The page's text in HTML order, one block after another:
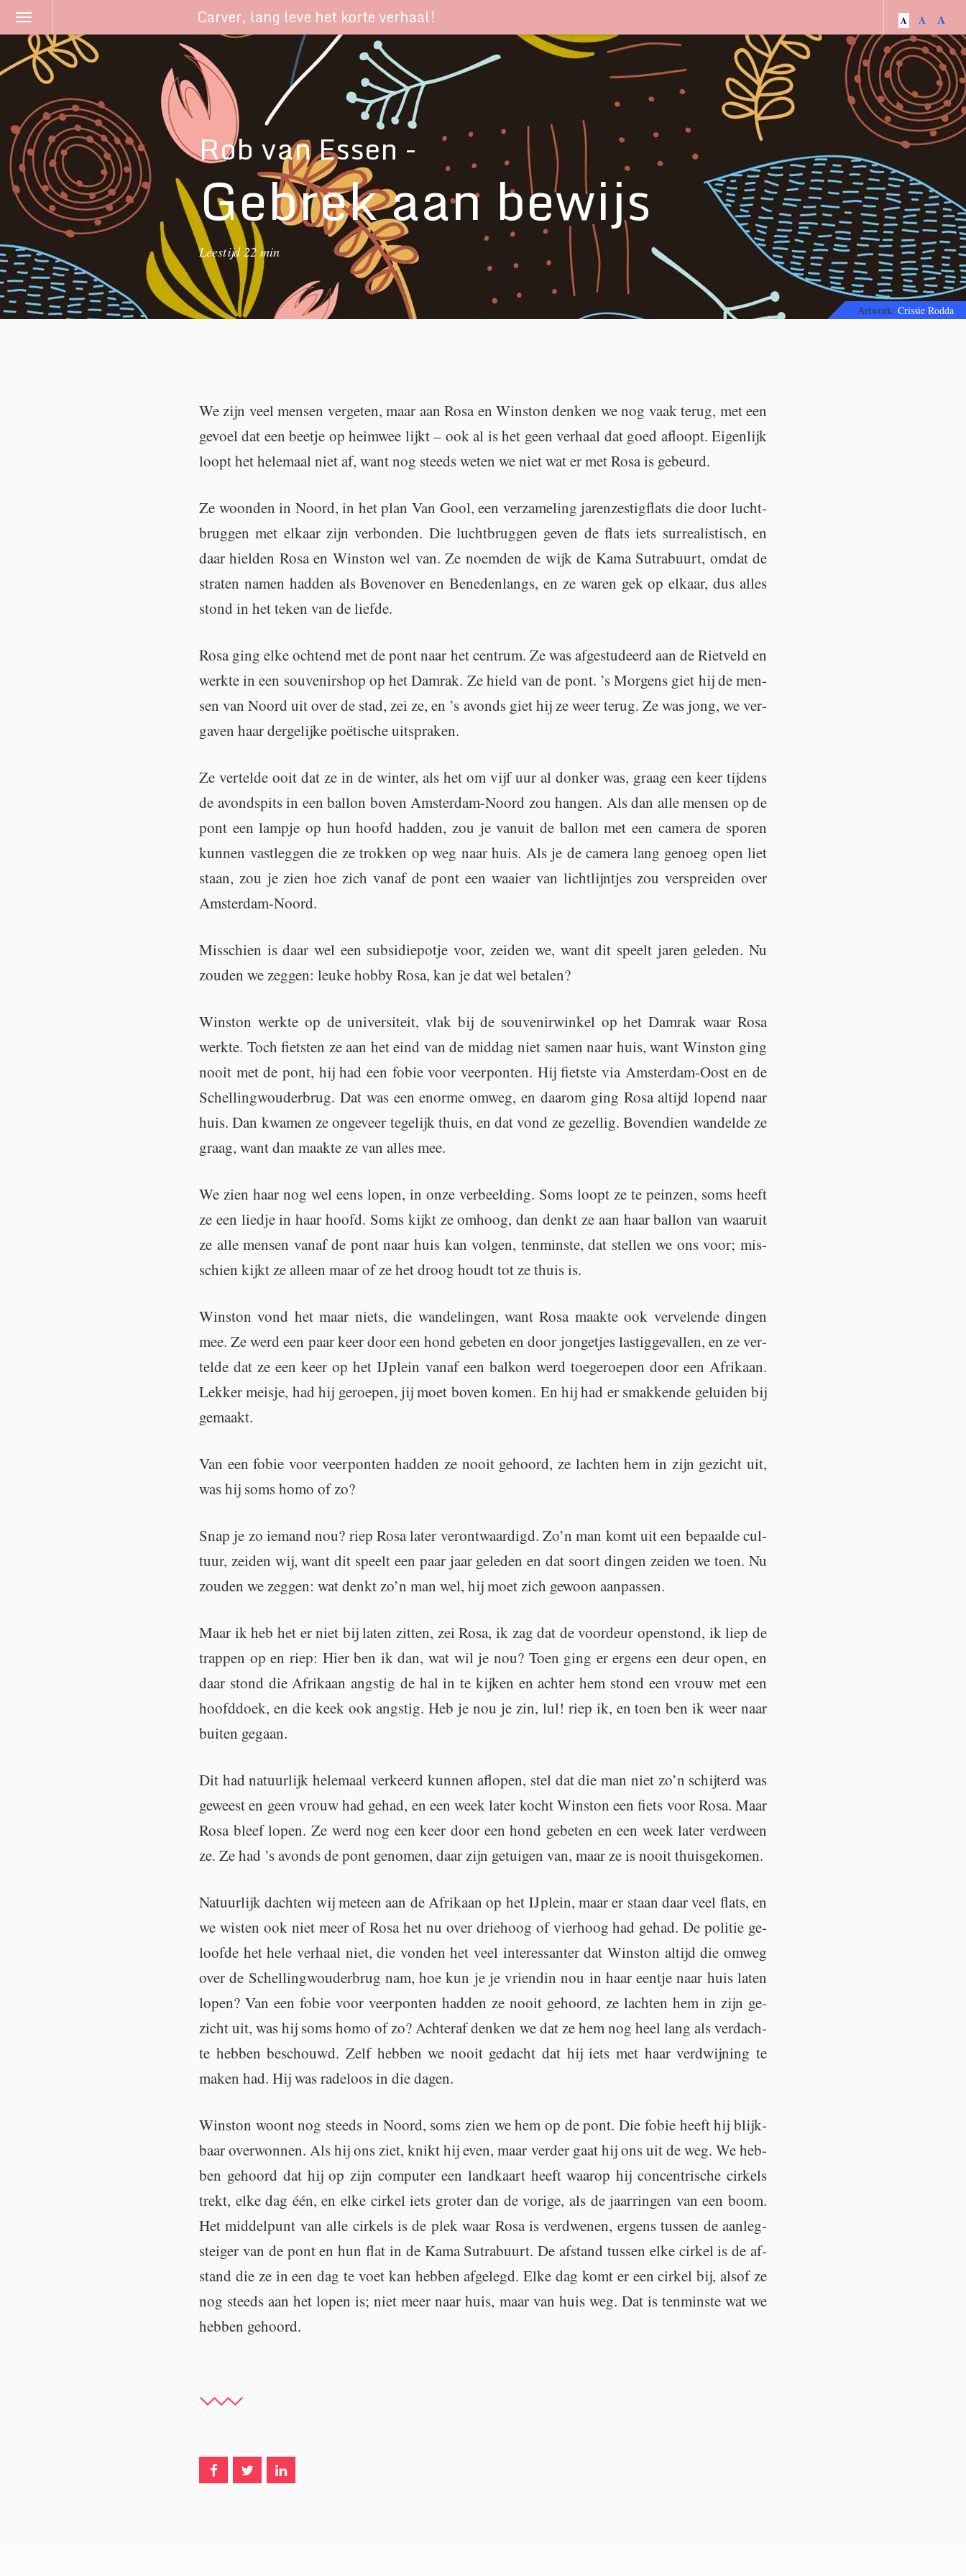
Schakel
navigatie
Carver, lang leve het korte verhaal! A A A
Rob van Essen -
Gebrek aan bewijs
Leestijd 22 min
Artwork: Crissie Rodda
We zijn veel men­sen ver­ge­ten, maar aan Rosa en Wins­ton den­ken we nog vaak terug, met een
ge­voel dat een beet­je op heim­wee lijkt – ook al is het geen ver­haal dat goed af­loopt. Ei­gen­lijk
loopt het he­le­maal niet af, want nog steeds weten we niet wat er met Rosa is ge­beurd.
Ze woon­den in Noord, in het plan Van Gool, een ver­za­me­ling ja­ren­zes­tig­flats die door lucht­
brug­gen met el­kaar zijn ver­bon­den. Die lucht­brug­gen geven de flats iets sur­re­a­lis­tisch, en
daar hiel­den Rosa en Wins­ton wel van. Ze noem­den de wijk de Kama Sutra­buurt, omdat de
stra­ten namen had­den als Bo­ven­over en Be­ne­den­langs, en ze waren gek op el­kaar, dus alles
stond in het teken van de lief­de.
Rosa ging elke och­tend met de pont naar het cen­trum. Ze was af­ge­stu­deerd aan de Riet­veld en
werk­te in een sou­ve­nir­shop op het Dam­rak. Ze hield van de pont. ’s Mor­gens giet hij de men­
sen van Noord uit over de stad, zei ze, en ’s avonds giet hij ze weer terug. Ze was jong, we ver­
ga­ven haar der­ge­lij­ke poëti­sche uit­spra­ken.
Ze ver­tel­de ooit dat ze in de win­ter, als het om vijf uur al don­ker was, graag een keer tij­dens
de avond­spits in een bal­lon boven Am­ster­dam-Noord zou han­gen. Als dan alle men­sen op de
pont een lamp­je op hun hoofd had­den, zou je van­uit de bal­lon met een ca­me­ra de spo­ren
kun­nen vast­leg­gen die ze trok­ken op weg naar huis. Als je de ca­me­ra lang ge­noeg open liet
staan, zou je zien hoe zich vanaf de pont een waai­er van licht­lijn­tjes zou ver­sprei­den over
Am­ster­dam-Noord.
Mis­schien is daar wel een sub­si­die­pot­je voor, zei­den we, want dit speelt jaren ge­le­den. Nu
zou­den we zeg­gen: leuke hobby Rosa, kan je dat wel be­ta­len?
Wins­ton werk­te op de uni­ver­si­teit, vlak bij de sou­ve­nir­win­kel op het Dam­rak waar Rosa
werk­te. Toch fiet­sten ze aan het eind van de mid­dag niet samen naar huis, want Wins­ton ging
nooit met de pont, hij had een fobie voor veer­pon­ten. Hij fiets­te via Am­ster­dam-Oost en de
Schel­ling­wou­der­brug. Dat was een enor­me omweg, en daar­om ging Rosa al­tijd lo­pend naar
huis. Dan kwa­men ze on­ge­veer te­ge­lijk thuis, en dat vond ze ge­zel­lig. Bo­ven­dien wan­del­de ze
graag, want dan maak­te ze van alles mee.
We zien haar nog wel eens lopen, in onze ver­beel­ding. Soms loopt ze te pein­zen, soms heeft
ze een lied­je in haar hoofd. Soms kijkt ze om­hoog, dan denkt ze aan haar bal­lon van waar­uit
ze alle men­sen vanaf de pont naar huis kan vol­gen, ten­min­ste, dat stel­len we ons voor; mis­
schien kijkt ze al­leen maar of ze het droog houdt tot ze thuis is.
Wins­ton vond het maar niets, die wan­de­lin­gen, want Rosa maak­te ook ver­ve­len­de din­gen
mee. Ze werd een paar keer door een hond ge­be­ten en door jon­ge­tjes las­tig­ge­val­len, en ze ver­
tel­de dat ze een keer op het IJplein vanaf een bal­kon werd toe­ge­roe­pen door een Afri­kaan.
Lek­ker meis­je, had hij ge­roe­pen, jij moet boven komen. En hij had er smak­ken­de ge­lui­den bij
ge­maakt.
Van een fobie voor veer­pon­ten had­den ze nooit ge­hoord, ze lach­ten hem in zijn ge­zicht uit,
was hij soms homo of zo?
Snap je zo ie­mand nou? riep Rosa later ver­ont­waar­digd. Zo’n man komt uit een be­paal­de cul­
tuur, zei­den wij, want dit speelt een paar jaar ge­le­den en dat soort din­gen zei­den we toen. Nu
zou­den we zeg­gen: wat denkt zo’n man wel, hij moet zich ge­woon aan­pas­sen.
Maar ik heb het er niet bij laten zit­ten, zei Rosa, ik zag dat de voor­deur openstond, ik liep de
trap­pen op en riep: Hier ben ik dan, wat wil je nou? Toen ging er er­gens een deur open, en
daar stond die Afri­kaan ang­stig de hal in te kij­ken en ach­ter hem stond een vrouw met een
hoofd­doek, en die keek ook ang­stig. Heb je nou je zin, lul! riep ik, en toen ben ik weer naar
bui­ten ge­gaan.
Dit had na­tuur­lijk he­le­maal ver­keerd kun­nen af­lo­pen, stel dat die man niet zo’n schij­terd was
ge­weest en geen vrouw had gehad, en een week later kocht Wins­ton een fiets voor Rosa. Maar
Rosa bleef lopen. Ze werd nog een keer door een hond ge­be­ten en een week later ver­dween
ze. Ze had ’s avonds de pont ge­no­men, daar zijn ge­tui­gen van, maar ze is nooit thuis­ge­ko­men.
Na­tuur­lijk dach­ten wij met­een aan de Afri­kaan op het IJplein, maar er staan daar veel flats, en
we wis­ten ook niet meer of Rosa het nu over drie­hoog of vier­hoog had gehad. De po­li­tie ge­
loof­de het hele ver­haal niet, die von­den het veel in­te­res­san­ter dat Wins­ton al­tijd die omweg
over de Schel­ling­wou­der­brug nam, hoe kun je je vrien­din nou in haar een­tje naar huis laten
lopen? Van een fobie voor veer­pon­ten had­den ze nooit ge­hoord, ze lach­ten hem in zijn ge­
zicht uit, was hij soms homo of zo? Ach­ter­af den­ken we dat ze hem nog heel lang als ver­dach­
te heb­ben be­schouwd. Zelf heb­ben we nooit ge­dacht dat hij iets met haar ver­dwij­ning te
maken had. Hij was ra­de­loos in die dagen.
Wins­ton woont nog steeds in Noord, soms zien we hem op de pont. Die fobie heeft hij blijk­
baar over­won­nen. Als hij ons ziet, knikt hij even, maar ver­der gaat hij ons uit de weg. We heb­
ben ge­hoord dat hij op zijn com­pu­ter een land­kaart heeft waar­op hij con­cen­tri­sche cir­kels
trekt, elke dag één, en elke cir­kel iets gro­ter dan de vo­ri­ge, als de jaar­rin­gen van een boom.
Het mid­del­punt van alle cir­kels is de plek waar Rosa is ver­dwe­nen, er­gens tus­sen de aan­leg­
stei­ger van de pont en hun flat in de Kama Sutra­buurt. De af­stand tus­sen elke cir­kel is de af­
stand die ze in een dag te voet kan heb­ben af­ge­legd. Elke dag komt er een cir­kel bij, alsof ze
nog steeds aan het lopen is; niet meer naar huis, maar van huis weg. Dat is ten­min­ste wat we
heb­ben ge­hoord.